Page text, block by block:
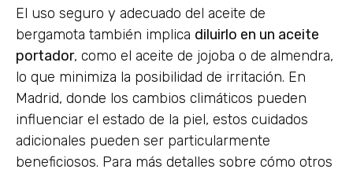
El uso seguro y adecuado del aceite de
bergamota también implica diluirlo en un aceite
portador, como el aceite de jojoba o de almendra,
lo que minimiza la posibilidad de irritación. En
Madrid, donde los cambios climáticos pueden
influenciar el estado de la piel, estos cuidados
adicionales pueden ser particularmente
beneficiosos. Para más detalles sobre cómo otros